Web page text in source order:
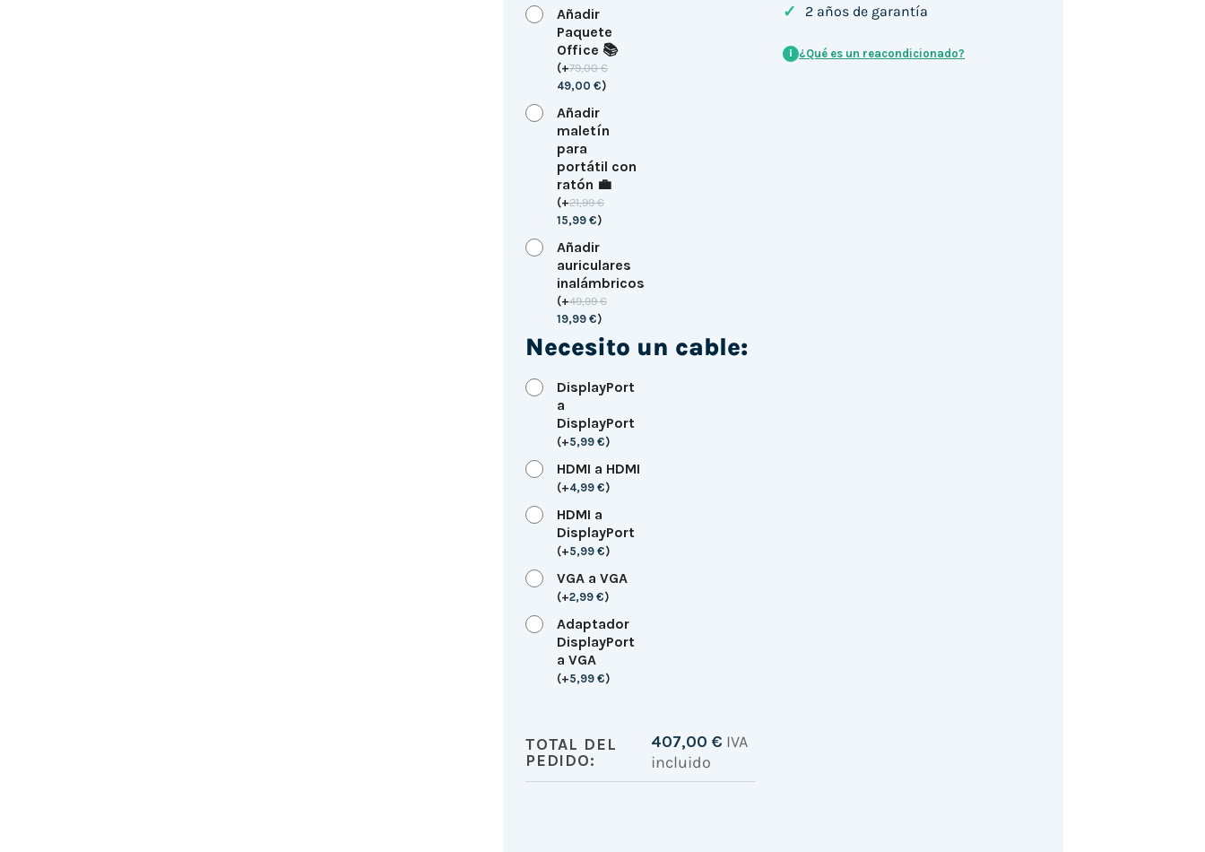
Añadir
Paquete
Office 📚
(+79,00€
49,00 €)
Añadir
maletín
para
portátil con
ratón 💼
(+21,99€
15,99 €)
Añadir
auriculares
inalámbricos
(+49,99€
19,99 €)
Necesito un cable:
DisplayPort
a
DisplayPort
(+5,99 €)
HDMI a HDMI
(+4,99 €)
HDMI a
DisplayPort
(+5,99 €)
VGA a VGA
(+2,99 €)
Adaptador
DisplayPort
a VGA
(+5,99 €)
TOTAL DEL
PEDIDO:
407,00 € IVA
incluido
✓ 2 años de garantía
i ¿Qué es un reacondicionado?